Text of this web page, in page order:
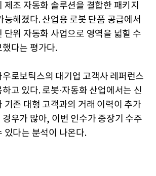
제조 자동화 솔루션을 결합한 패키지
능해졌다. 산업용 로봇 단품 공급에서
단위 자동화 사업으로 영역을 넓힐 수
다는 평가다.
로보틱스의 대기업 고객사 레퍼런스
고 있다. 로봇·자동화 산업에서는 신
기존 대형 고객과의 거래 이력이 추가
우가 많아, 이번 인수가 중장기 수주
있다는 분석이 나온다.